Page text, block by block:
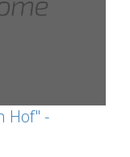
Hof" -